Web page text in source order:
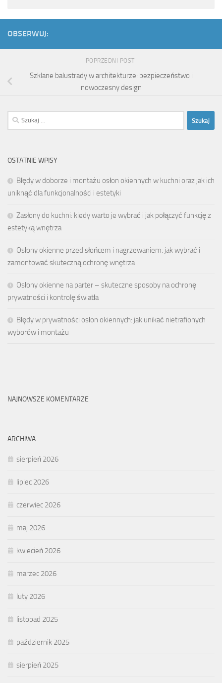
OBSERWUJ:
POPRZEDNI POST
Szklane balustrady w architekturze: bezpieczeństwo i
nowoczesny design
Szukaj:
OSTATNIE WPISY
Błędy w doborze i montażu osłon okiennych w kuchni oraz jak ich
uniknąć dla funkcjonalności i estetyki
Zasłony do kuchni: kiedy warto je wybrać i jak połączyć funkcję z
estetyką wnętrza
Osłony okienne przed słońcem i nagrzewaniem: jak wybrać i
zamontować skuteczną ochronę wnętrza
Osłony okienne na parter – skuteczne sposoby na ochronę
prywatności i kontrolę światła
Błędy w prywatności osłon okiennych: jak unikać nietrafionych
wyborów i montażu
NAJNOWSZE KOMENTARZE
ARCHIWA
sierpień 2026
lipiec 2026
czerwiec 2026
maj 2026
kwiecień 2026
marzec 2026
luty 2026
listopad 2025
październik 2025
sierpień 2025